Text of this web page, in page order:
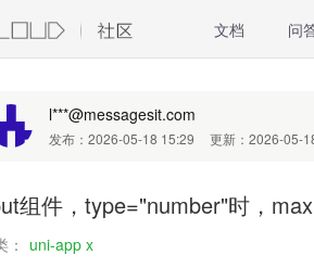
文档 问
l***@messagesit.com
发布：2026-05-18 15:29 更新：2026-05-
组件，type="number"时，
： uni-app x